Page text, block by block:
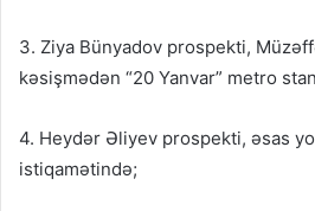
3. Ziya Bünyadov prospekti,
kəsişmədən “20 Yanvar” metro
4. Heydər Əliyev prospekti, əsas
istiqamətində;